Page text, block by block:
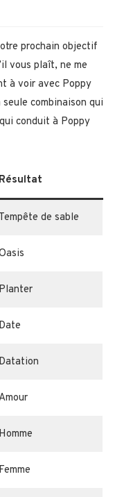
prochain objectif
vous plaît, ne me
à voir avec Poppy
combinaison qui
conduit à Poppy
Résultat
Tempête de sable
Planter
Date
Datation
Amour
Homme
Femme